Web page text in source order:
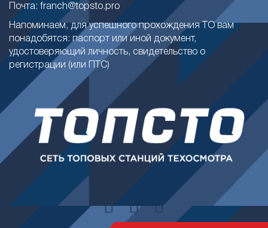
Почта: franch@topsto.pro
Напоминаем, для успешного прохождения ТО вам
понадобятся: паспорт или иной документ,
удостоверяющий личность, свидетельство о
регистрации (или ПТС)